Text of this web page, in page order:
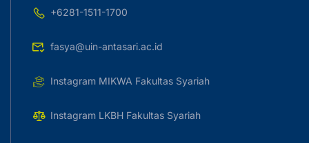
+6281-1511-1700
fasya@uin-antasari.ac.id
Instagram MIKWA Fakultas Syariah
Instagram LKBH Fakultas Syariah